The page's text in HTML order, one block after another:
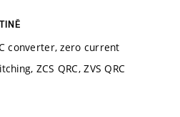
converter, zero current
ZCS QRC, ZVS QRC